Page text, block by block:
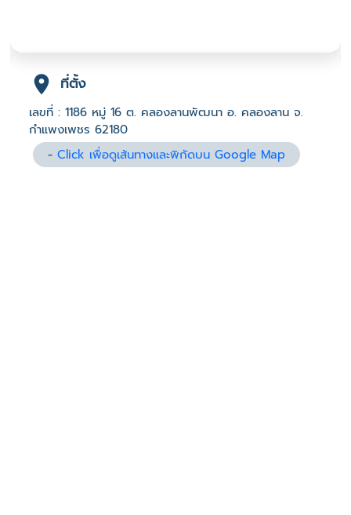
ที่ตั้ง
เลขที่ : 1186 หมู่ 16 ต. คลองลานพัฒนา อ. คลองลาน จ.
กำแพงเพชร 62180
-Click เพื่อดูเส้นทางและพิกัดบน Google Map